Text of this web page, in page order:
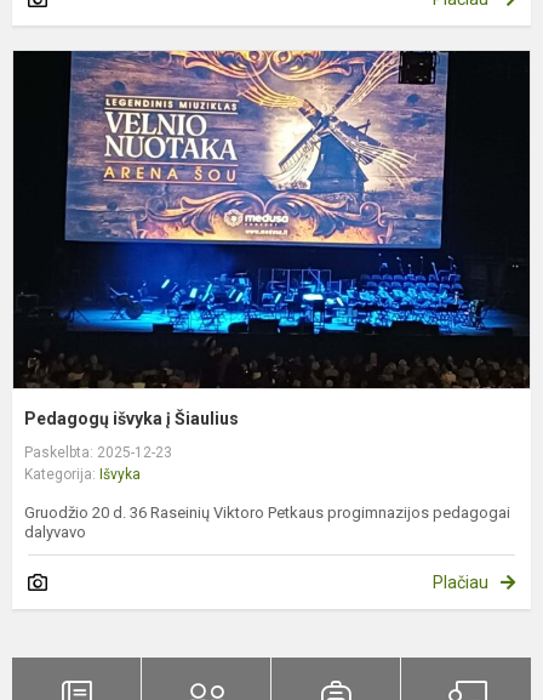
Pedagogų išvyka į Šiaulius
Paskelbta: 2025-12-23
Kategorija: Išvyka
Gruodžio 20 d. 36 Raseinių Viktoro Petkaus progimnazijos pedagogai
dalyvavo
Plačiau